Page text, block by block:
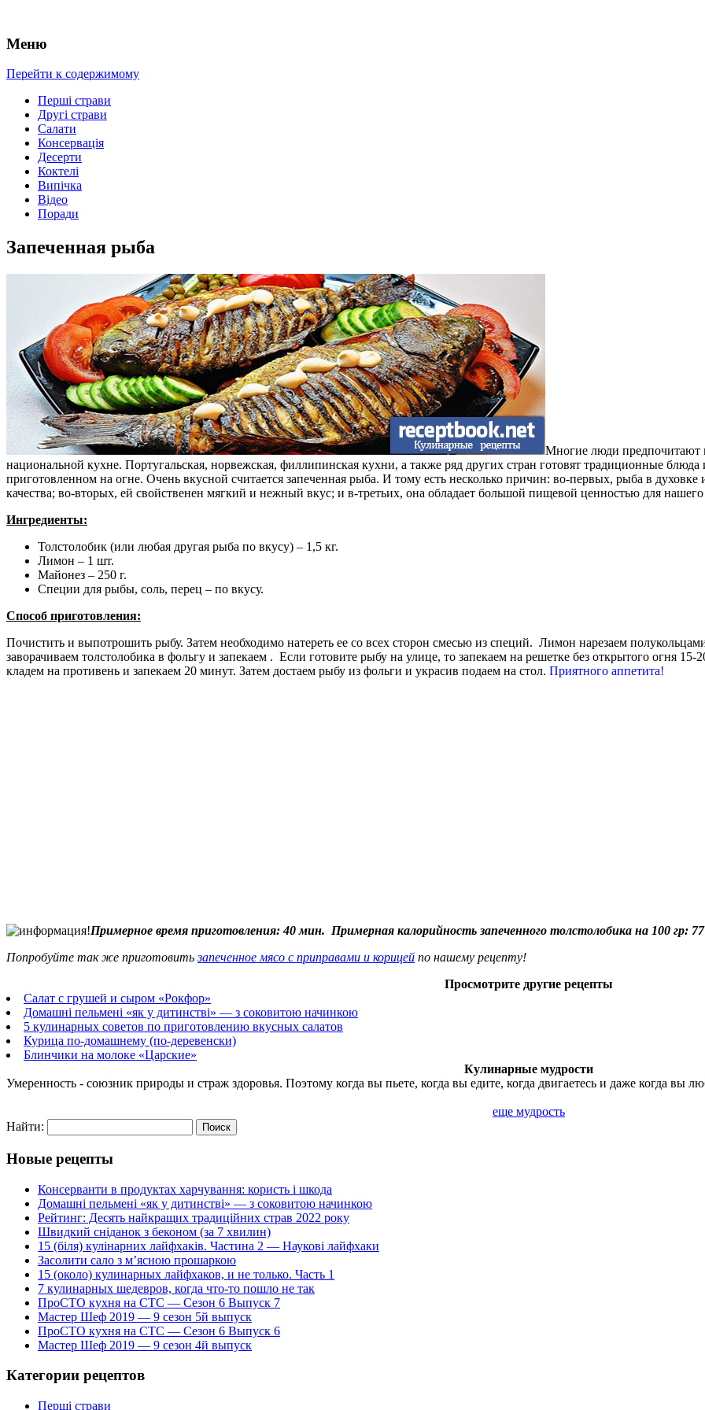
Меню
Перейти к содержимому
Перші страви
Другі страви
Салати
Консервація
Десерти
Коктелі
Випічка
Відео
Поради
Запеченная рыба
Многие люди предпочитают
национальной кухне. Португальская, норвежская, филлипинская кухни, а также ряд других стран готовят традиционные
приготовленном на огне. Очень вкусной считается запеченная рыба. И тому есть несколько причин: во-первых, рыба в духовке
качества; во-вторых, ей свойственен мягкий и нежный вкус; и в-третьих, она обладает большой пищевой ценностью для нашего
Ингредиенты:
Толстолобик (или любая другая рыба по вкусу) – 1,5 кг.
Лимон – 1 шт.
Майонез – 250 г.
Специи для рыбы, соль, перец – по вкусу.
Способ приготовления:
Почистить и выпотрошить рыбу. Затем необходимо натереть ее со всех сторон смесью из специй. Лимон нарезаем
заворачиваем толстолобика в фольгу и запекаем . Если готовите рыбу на улице, то запекаем на решетке без открытого огня
кладем на противень и запекаем 20 минут. Затем достаем рыбу из фольги и украсив подаем на стол. Приятного аппетита!
Примерное время приготовления: 40 мин. Примерная калорийность запеченного толстолобика на 100 гр: 77
Попробуйте так же приготовитьзапеченное мясо с приправами и корицей по нашему рецепту!
Просмотрите другие рецепты
Салат с грушей и сыром «Рокфор»
Домашні пельмені «як у дитинстві» — з соковитою начинкою
5 кулинарных советов по приготовлению вкусных салатов
Курица по-домашнему (по-деревенски)
Блинчики на молоке «Царские»
Кулинарные мудрости
Умеренность - союзник природы и страж здоровья. Поэтому когда вы пьете, когда вы едите, когда двигаетесь и даже когда вы
еще мудрость
Найти:
Новые рецепты
Консерванти в продуктах харчування: користь і шкода
Домашні пельмені «як у дитинстві» — з соковитою начинкою
Рейтинг: Десять найкращих традиційних страв 2022 року
Швидкий сніданок з беконом (за 7 хвилин)
15 (біля) кулінарних лайфхаків. Частина 2 — Наукові лайфхаки
Засолити сало з м’ясною прошаркою
15 (около) кулинарных лайфхаков, и не только. Часть 1
7 кулинарных шедевров, когда что-то пошло не так
ПроСТО кухня на СТС — Сезон 6 Выпуск 7
Мастер Шеф 2019 — 9 сезон 5й выпуск
ПроСТО кухня на СТС — Сезон 6 Выпуск 6
Мастер Шеф 2019 — 9 сезон 4й выпуск
Категории рецептов
Перші страви